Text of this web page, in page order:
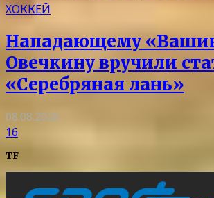
ХОККЕЙ
Нападающему
Овечкину вручили
«Серебряная лань»
08.08.2026
16
TF